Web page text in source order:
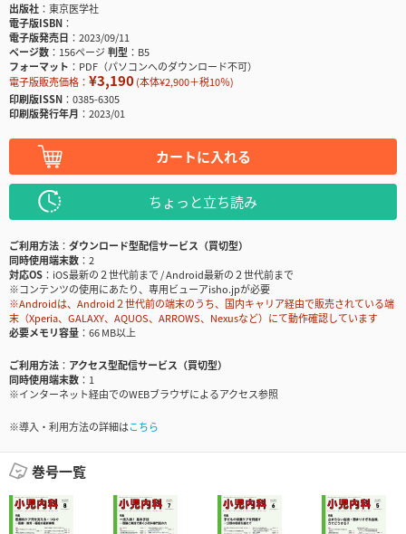
出版社
東京医学社
電子版ISBN
電子版発売日
2023/09/11
ページ数
156ページ判型
B5
フォーマット
PDF（パソコンへのダウンロード不可）
電子版販売価格： ¥3,190(本体¥2,900＋税10％)
印刷版ISSN
0385-6305
印刷版発行年月
2023/01
カートに入れる
ちょっと立ち読み
ご利用方法
ダウンロード型配信サービス（買切型）
同時使用端末数
2
対応OS
iOS最新の２世代前まで / Android最新の２世代前まで
※コンテンツの使用にあたり、専用ビューアisho.jpが必要
※Androidは、Android２世代前の端末のうち、国内キャリア経由で販売されている端
末（Xperia、GALAXY、AQUOS、ARROWS、Nexusなど）にて動作確認しています
必要メモリ容量
66 MB以上
ご利用方法
アクセス型配信サービス（買切型）
同時使用端末数
1
※インターネット経由でのWEBブラウザによるアクセス参照
※導入・利用方法の詳細はこちら
巻号一覧